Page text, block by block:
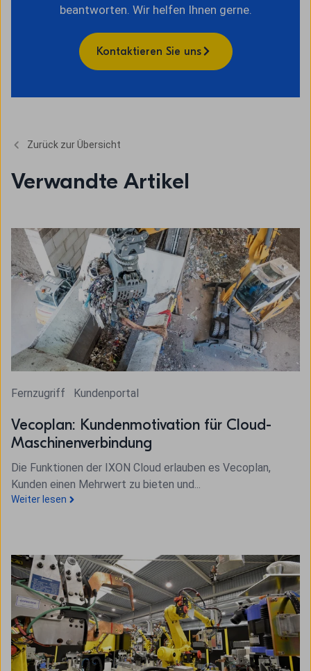
beantworten. Wir helfen Ihnen gerne.
Kontaktieren Sie uns
Zurück zur Übersicht
Verwandte Artikel
Fernzugriff Kundenportal
Vecoplan: Kundenmotivation für Cloud-
Maschinenverbindung
Die Funktionen der IXON Cloud erlauben es Vecoplan,
Kunden einen Mehrwert zu bieten und...
Weiter lesen